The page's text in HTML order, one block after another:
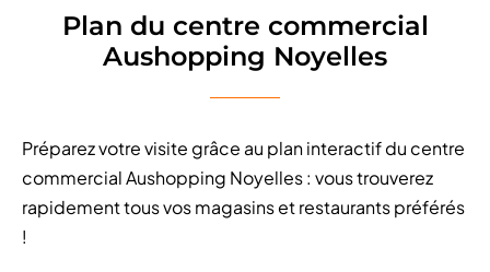
Plan du centre commercial
Aushopping Noyelles
Préparez votre visite grâce au plan interactif du centre
commercial Aushopping Noyelles : vous trouverez
rapidement tous vos magasins et restaurants préférés
!